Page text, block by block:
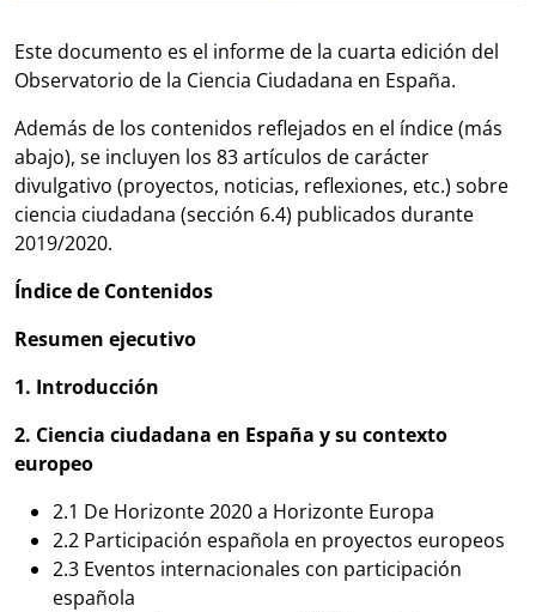
Este documento es el informe de la cuarta edición del
Observatorio de la Ciencia Ciudadana en España.
Además de los contenidos reflejados en el índice (más
abajo), se incluyen los 83 artículos de carácter
divulgativo (proyectos, noticias, reflexiones, etc.) sobre
ciencia ciudadana (sección 6.4) publicados durante
2019/2020.
Índice de Contenidos
Resumen ejecutivo
1. Introducción
2. Ciencia ciudadana en España y su contexto
europeo
2.1 De Horizonte 2020 a Horizonte Europa
2.2 Participación española en proyectos europeos
2.3 Eventos internacionales con participación
española